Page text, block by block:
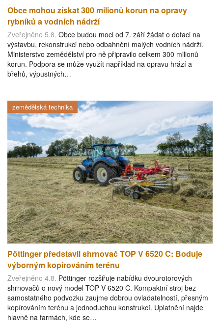
Obce mohou získat 300 milionů korun na opravy
rybníků a vodních nádrží
Zveřejněno 5.8. Obce budou moci od 7. září žádat o dotaci na
výstavbu, rekonstrukci nebo odbahnění malých vodních nádrží.
Ministerstvo zemědělství pro ně připravilo celkem 300 milionů
korun. Podpora se může využít například na opravu hrází a
břehů, výpustných…
zemědělská technika
Pöttinger představil shrnovač TOP V 6520 C: Boduje
výborným kopírováním terénu
Zveřejněno 4.8. Pöttinger rozšiřuje nabídku dvourotorových
shrnovačů o nový model TOP V 6520 C. Kompaktní stroj bez
samostatného podvozku zaujme dobrou ovladatelností, přesným
kopírováním terénu a jednoduchou konstrukcí. Uplatnění najde
hlavně na farmách, kde se…